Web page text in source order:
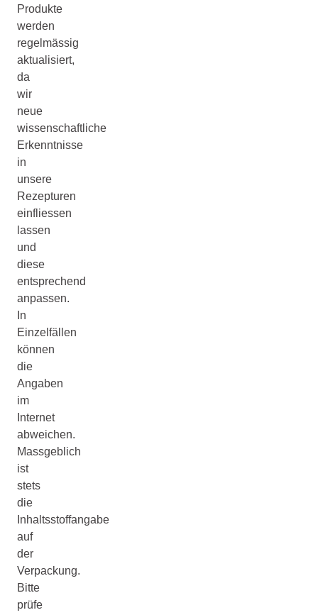
Produkte
werden
regelmässig
aktualisiert,
da
wir
neue
wissenschaftliche
Erkenntnisse
in
unsere
Rezepturen
einfliessen
lassen
und
diese
entsprechend
anpassen.
In
Einzelfällen
können
die
Angaben
im
Internet
abweichen.
Massgeblich
ist
stets
die
Inhaltsstoffangabe
auf
der
Verpackung.
Bitte
prüfe